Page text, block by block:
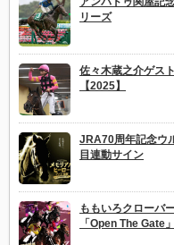
リーズ
佐々木蔵之介ゲス
【2025】
JRA70周年記念ウ
目連動サイン
ももいろクローバ
「Open The Gate」